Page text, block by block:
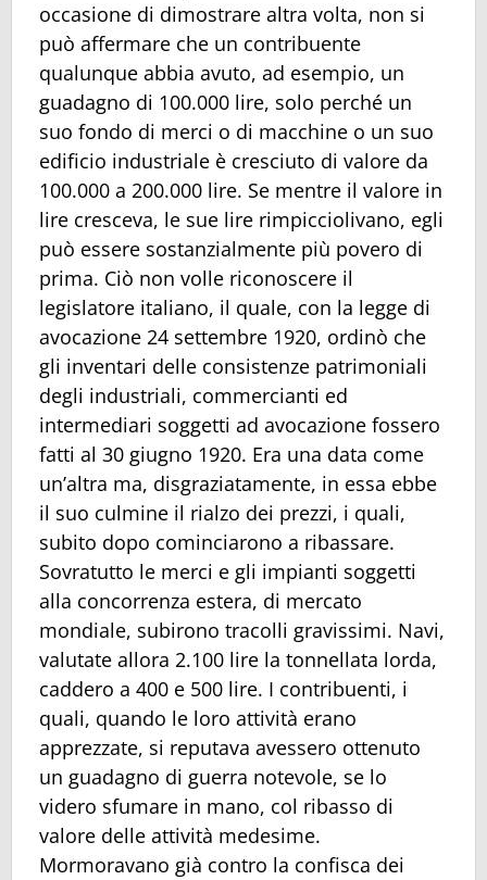
occasione di dimostrare altra volta, non si
può affermare che un contribuente
qualunque abbia avuto, ad esempio, un
guadagno di 100.000 lire, solo perché un
suo fondo di merci o di macchine o un suo
edificio industriale è cresciuto di valore da
100.000 a 200.000 lire. Se mentre il valore in
lire cresceva, le sue lire rimpicciolivano, egli
può essere sostanzialmente più povero di
prima. Ciò non volle riconoscere il
legislatore italiano, il quale, con la legge di
avocazione 24 settembre 1920, ordinò che
gli inventari delle consistenze patrimoniali
degli industriali, commercianti ed
intermediari soggetti ad avocazione fossero
fatti al 30 giugno 1920. Era una data come
un’altra ma, disgraziatamente, in essa ebbe
il suo culmine il rialzo dei prezzi, i quali,
subito dopo cominciarono a ribassare.
Sovratutto le merci e gli impianti soggetti
alla concorrenza estera, di mercato
mondiale, subirono tracolli gravissimi. Navi,
valutate allora 2.100 lire la tonnellata lorda,
caddero a 400 e 500 lire. I contribuenti, i
quali, quando le loro attività erano
apprezzate, si reputava avessero ottenuto
un guadagno di guerra notevole, se lo
videro sfumare in mano, col ribasso di
valore delle attività medesime.
Mormoravano già contro la confisca dei